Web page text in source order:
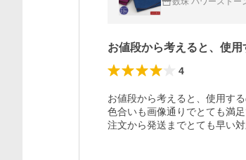
お値段から考えると、使
4
お値段から考えると、使用す
色合いも画像通りでとても満足
注文から発送までとても早い対